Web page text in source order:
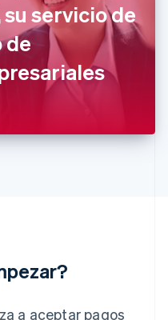
su servicio de
de
a aceptar pagos